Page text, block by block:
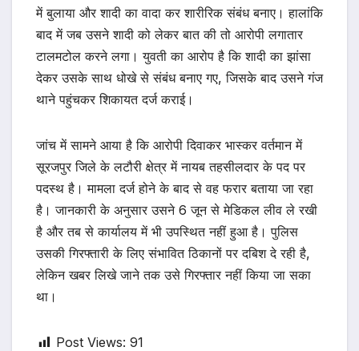
में बुलाया और शादी का वादा कर शारीरिक संबंध बनाए। हालांकि
बाद में जब उसने शादी को लेकर बात की तो आरोपी लगातार
टालमटोल करने लगा। युवती का आरोप है कि शादी का झांसा
देकर उसके साथ धोखे से संबंध बनाए गए, जिसके बाद उसने गंज
थाने पहुंचकर शिकायत दर्ज कराई।
जांच में सामने आया है कि आरोपी दिवाकर भास्कर वर्तमान में
सूरजपुर जिले के लटौरी क्षेत्र में नायब तहसीलदार के पद पर
पदस्थ है। मामला दर्ज होने के बाद से वह फरार बताया जा रहा
है। जानकारी के अनुसार उसने 6 जून से मेडिकल लीव ले रखी
है और तब से कार्यालय में भी उपस्थित नहीं हुआ है। पुलिस
उसकी गिरफ्तारी के लिए संभावित ठिकानों पर दबिश दे रही है,
लेकिन खबर लिखे जाने तक उसे गिरफ्तार नहीं किया जा सका
था।
Post Views: 91